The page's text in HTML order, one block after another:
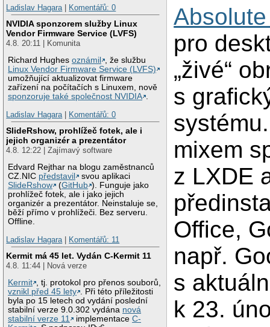
Ladislav Hagara| Komentářů: 0
NVIDIA sponzorem služby Linux
Vendor Firmware Service (LVFS)
4.8. 20:11 | Komunita
Richard Hughesoznámil
, že službu
Linux Vendor Firmware Service (LVFS)
umožňující aktualizovat firmware
zařízení na počítačích s Linuxem, nově
sponzoruje také společnost NVIDIA .
Ladislav Hagara| Komentářů: 0
SlideRshow, prohlížeč fotek, ale i
jejich organizér a prezentátor
4.8. 12:22 | Zajímavý software
Edvard Rejthar na blogu zaměstnanců
CZ.NIC představil
svou aplikaci
SlideRshow
(GitHub ). Funguje jako
prohlížeč fotek, ale i jako jejich
organizér a prezentátor. Neinstaluje se,
běží přímo v prohlížeči. Bez serveru.
Offline.
Ladislav Hagara| Komentářů: 11
Kermit má 45 let. Vydán C-Kermit 11
4.8. 11:44 | Nová verze
Kermit , tj. protokol pro přenos souborů,
vznikl před 45 lety . Při této příležitosti
byla po 15 letech od vydání poslední
stabilní verze 9.0.302 vydána nová
stabilní verze 11
implementaceC-
pro
„živé“
s
mixem
z LXDE
Office,
např.
s
k 23.